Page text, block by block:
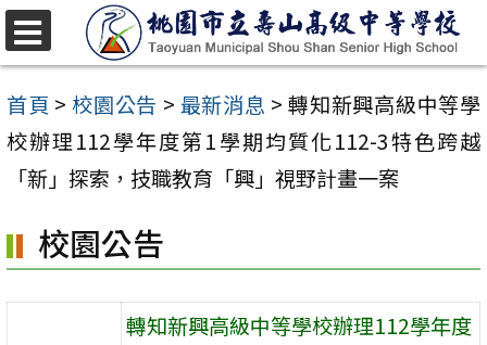
跳
至
主
要
區
首頁 > 校園公告 > 最新消息 > 轉知新興高級中等學
校辦理112學年度第1學期均質化112-3特色跨越
「新」探索，技職教育「興」視野計畫一案
校園公告
轉知新興高級中等學校辦理112學年度
選
單